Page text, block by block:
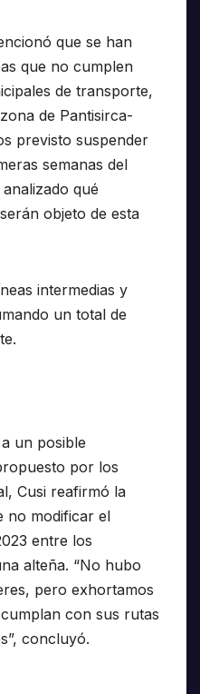
que se han
que no cumplen
de transporte,
de Pantisirca-
previsto suspender
semanas del
qué
objeto de esta
intermedias y
un total de
un posible
por los
Cusi reafirmó la
no modificar el
entre los
alteña. “No hubo
pero exhortamos
con sus rutas
concluyó.